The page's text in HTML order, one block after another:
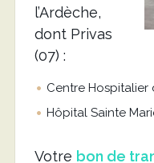
l’Ardèche,
dont Privas
(07) :
Centre Hospitalier
Hôpital Sainte
Votre bon de